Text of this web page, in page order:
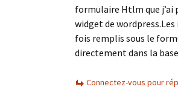
formulaire Htlm que j’ai
widget de
fois remplis sous le
directement dans la
Connectez-vous pour